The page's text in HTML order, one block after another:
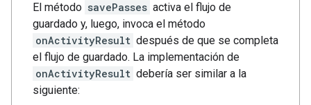
El método savePasses activa el flujo de
guardado y, luego, invoca el método
onActivityResult después de que se completa
el flujo de guardado. La implementación de
onActivityResult debería ser similar a la
siguiente: